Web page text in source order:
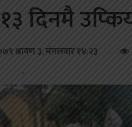
दिनमै
श्रावण ३, मंगलवार १४:२३